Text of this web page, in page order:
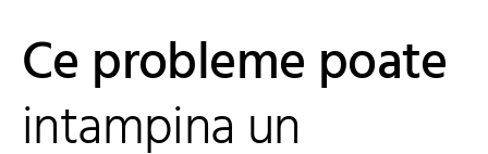
Ce probleme poate
intampina un